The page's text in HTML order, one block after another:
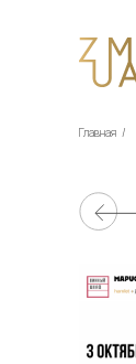
Главная /